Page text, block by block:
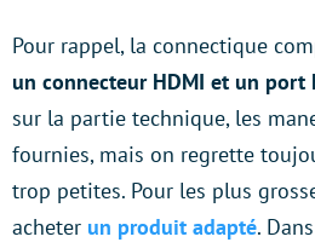
Pour rappel, la connectique
un connecteur HDMI et un port
sur la partie technique, les
fournies, mais on regrette
trop petites. Pour les plus
acheter un produit adapté.